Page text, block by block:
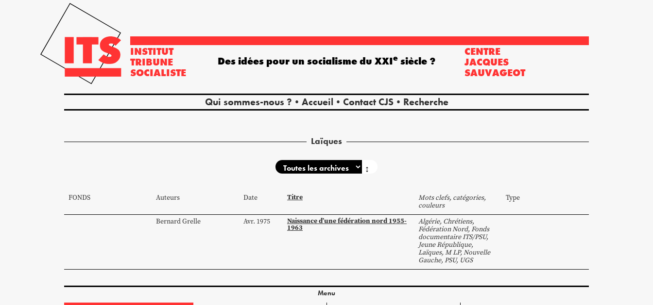
INSTITUT
TRIBUNE
SOCIALISTE
CENTRE
JACQUES
SAUVAGEOT
Qui sommes-nous ? Accueil Contact CJS Recherche
Des idées pour un socialisme du XXIe siècle ?
Laïques
↕
FONDS Auteurs Date Titre
Mots clefs, catégories,
couleurs
Type
BernardGrelle Avr. 1975 Naissance d’une fédération nord 1955-
1963
Algérie, Chrétiens,
Fédération Nord, Fonds
documentaire ITS/PSU,
Jeune République,
Laïques, M LP, Nouvelle
Gauche, PSU, UGS
Menu